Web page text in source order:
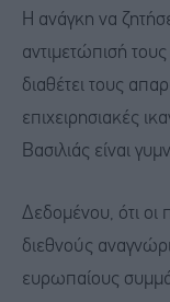
Η ανάγκη να
αντιμετώπισή
διαθέτει τους
επιχειρησιακές
Βασιλιάς είναι
Δεδομένου, ότι οι
διεθνούς
ευρωπαίους